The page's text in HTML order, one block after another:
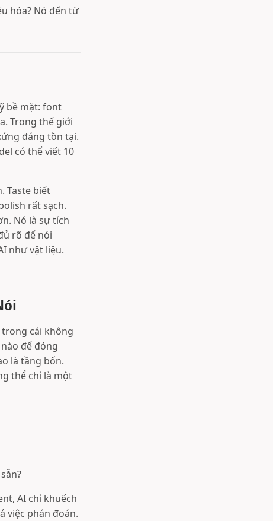
hóa? Nó đến từ
bề mặt: font
Trong thế giới
đáng tồn tại.
có thể viết 10
Taste biết
rất sạch.
Nó là sự tích
rõ để nói
như vật liệu.
cái không
để đóng
là tầng bốn.
thể chỉ là một
AI chỉ khuếch
việc phán đoán.